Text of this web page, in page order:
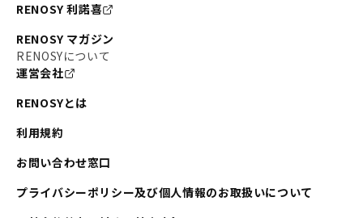
RENOSY 利諾喜
RENOSY マガジン
RENOSYについて
運営会社
RENOSYとは
利用規約
お問い合わせ窓口
プライバシーポリシー及び個人情報のお取扱いについて